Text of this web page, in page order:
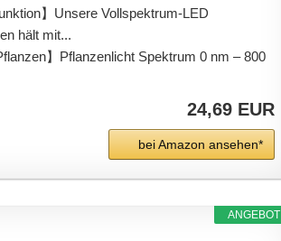
】Unsere ​Vollspektrum-LED
hält mit...
】Pflanzenlicht Spektrum 0 nm – 800
24,69 EUR
bei Amazon ansehen*
ANGEBOT